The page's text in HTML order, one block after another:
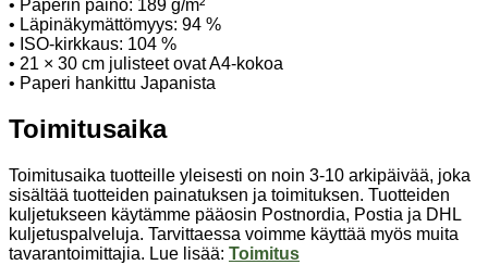
• Paperin paino: 189 g/m²
• Läpinäkymättömyys: 94 %
• ISO-kirkkaus: 104 %
• 21 × 30 cm julisteet ovat A4-kokoa
• Paperi hankittu Japanista
Toimitusaika
Toimitusaika tuotteille yleisesti on noin 3-10 arkipäivää, joka
sisältää tuotteiden painatuksen ja toimituksen. Tuotteiden
kuljetukseen käytämme pääosin Postnordia, Postia ja DHL
kuljetuspalveluja. Tarvittaessa voimme käyttää myös muita
tavarantoimittajia. Lue lisää: Toimitus